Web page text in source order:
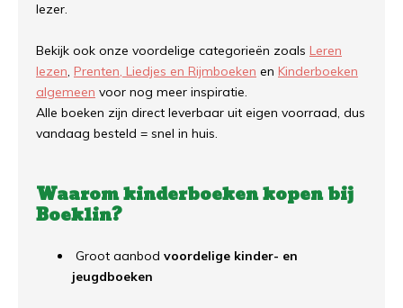
lezer.
Bekijk ook onze voordelige categorieën zoals Leren
lezen, Prenten, Liedjes en Rijmboeken en Kinderboeken
algemeen voor nog meer inspiratie.
Alle boeken zijn direct leverbaar uit eigen voorraad, dus
vandaag besteld = snel in huis.
Waarom kinderboeken kopen bij
Boeklin?
Groot aanbod voordelige kinder- en
jeugdboeken